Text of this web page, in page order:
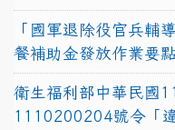
「國軍退除役官兵輔
餐補助金發放作業要
衛生福利部中華民國
1110200204號令「